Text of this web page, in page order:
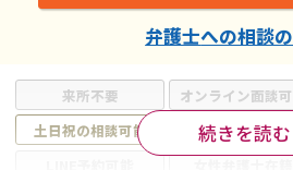
来所不要 オンライン面談
土日祝の相談可能
19時以降電話可能
続きを読む
弁護士への相談